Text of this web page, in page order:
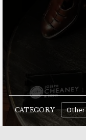
CATEGORY